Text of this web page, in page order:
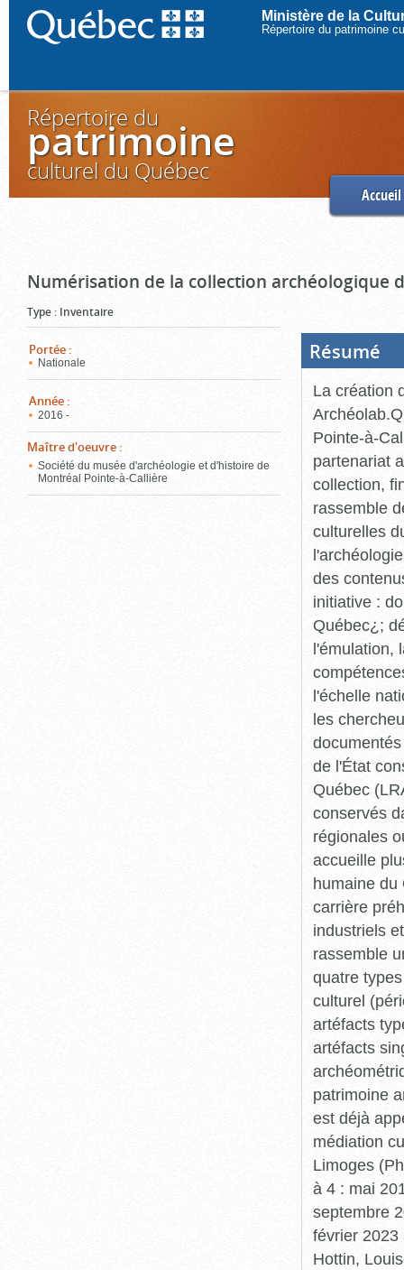
Ministère de la
Répertoire du patrimoine
Répertoire du
patrimoine
culturel du Québec
Accueil
Numérisation de la collection archéologique
Type : Inventaire
Portée :
Nationale
Année :
2016 -
Maître d'oeuvre :
Société du musée d'archéologie et d'histoire de
Montréal Pointe-à-Callière
Résumé
La création
Pointe-à-
partenariat
collection,
rassemble
culturelles
des
initiative :
Québec¿;
l'émulation,
l'échelle
les
de l'État
Québec
conservés
régionales
accueille
humaine du
carrière
industriels
rassemble
quatre
culturel
artéfacts
artéfacts
patrimoine
est déjà
médiation
Limoges
à 4 : mai
septembre
février 2023
Hottin,